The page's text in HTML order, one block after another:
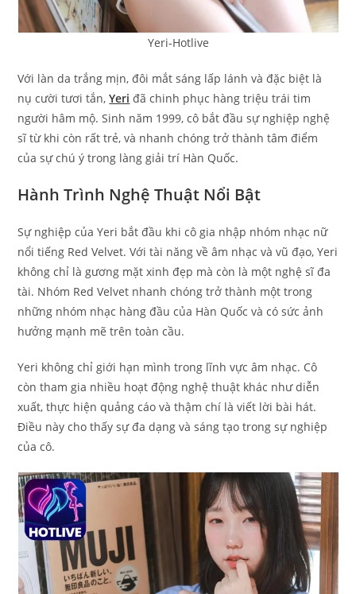
Yeri-Hotlive
Với làn da trắng mịn, đôi mắt sáng lấp lánh và đặc biệt là
nụ cười tươi tắn,Yeri đã chinh phục hàng triệu trái tim
người hâm mộ. Sinh năm 1999, cô bắt đầu sự nghiệp nghệ
sĩ từ khi còn rất trẻ, và nhanh chóng trở thành tâm điểm
của sự chú ý trong làng giải trí Hàn Quốc.
Hành Trình Nghệ Thuật Nổi Bật
Sự nghiệp của Yeri bắt đầu khi cô gia nhập nhóm nhạc nữ
nổi tiếng Red Velvet. Với tài năng về âm nhạc và vũ đạo, Yeri
không chỉ là gương mặt xinh đẹp mà còn là một nghệ sĩ đa
tài. Nhóm Red Velvet nhanh chóng trở thành một trong
những nhóm nhạc hàng đầu của Hàn Quốc và có sức ảnh
hưởng mạnh mẽ trên toàn cầu.
Yeri không chỉ giới hạn mình trong lĩnh vực âm nhạc. Cô
còn tham gia nhiều hoạt động nghệ thuật khác như diễn
xuất, thực hiện quảng cáo và thậm chí là viết lời bài hát.
Điều này cho thấy sự đa dạng và sáng tạo trong sự nghiệp
của cô.